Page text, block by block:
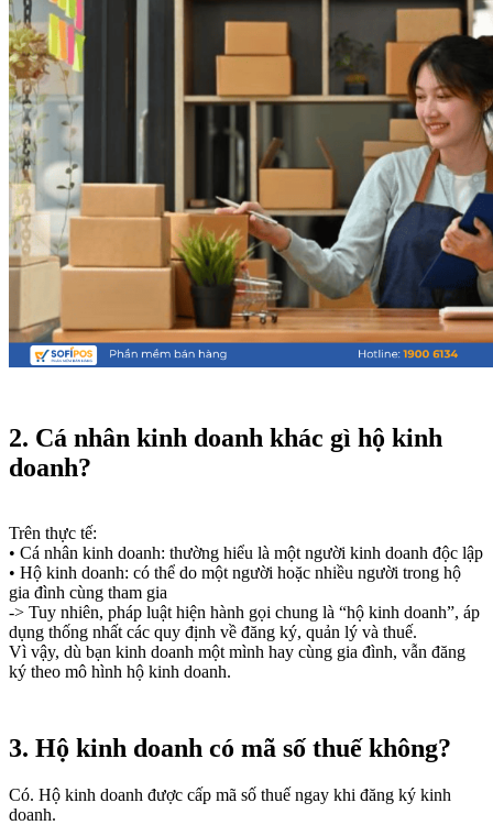
2. Cá nhân kinh doanh khác gì hộ kinh
doanh?
Trên thực tế:
• Cá nhân kinh doanh: thường hiểu là một người kinh doanh độc lập
• Hộ kinh doanh: có thể do một người hoặc nhiều người trong hộ
gia đình cùng tham gia
-> Tuy nhiên, pháp luật hiện hành gọi chung là “hộ kinh doanh”, áp
dụng thống nhất các quy định về đăng ký, quản lý và thuế.
Vì vậy, dù bạn kinh doanh một mình hay cùng gia đình, vẫn đăng
ký theo mô hình hộ kinh doanh.
3. Hộ kinh doanh có mã số thuế không?
Có. Hộ kinh doanh được cấp mã số thuế ngay khi đăng ký kinh
doanh.